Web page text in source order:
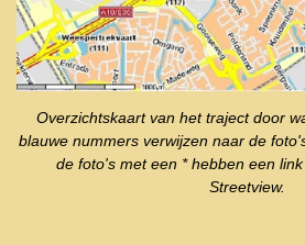
Overzichtskaart van het traject door
blauwe nummers verwijzen naar de
de foto's met een * hebben een
Streetview.